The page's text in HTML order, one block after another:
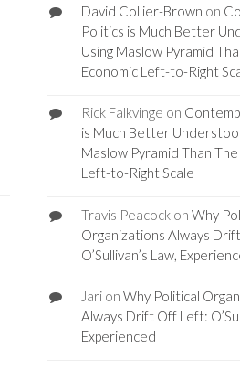
David Collier-Brown on
Politics is Much Better
Using Maslow Pyramid
Economic Left-to-Right
Rick Falkvinge on
is Much Better
Maslow Pyramid Than
Left-to-Right Scale
Travis Peacockon Why
Organizations Always
O’Sullivan’s Law,
Jarion Why Political
Always Drift Off Left:
Experienced